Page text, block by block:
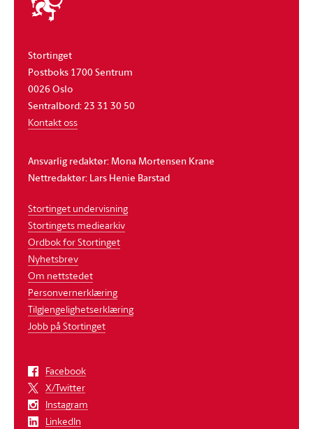
stortinget
Stortinget
Postboks 1700 Sentrum
0026 Oslo
Sentralbord: 23 31 30 50
Kontakt oss
Ansvarlig redaktør: Mona Mortensen Krane
Nettredaktør: Lars Henie Barstad
Stortinget undervisning
Stortingets mediearkiv
Ordbok for Stortinget
Nyhetsbrev
Om nettstedet
Personvernerklæring
Tilgjengelighetserklæring
Jobb på Stortinget
Facebook
X/Twitter
Instagram
LinkedIn